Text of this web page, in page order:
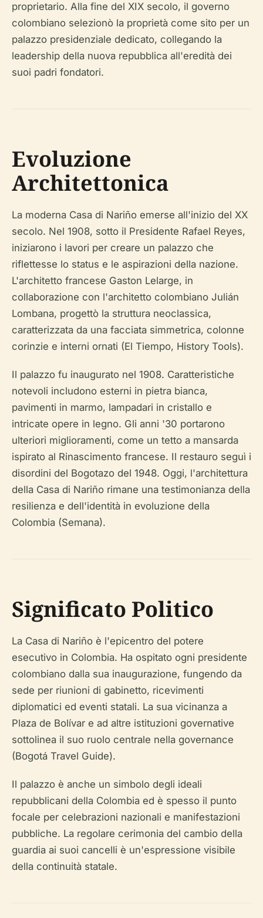
proprietario. Alla fine del XIX secolo, il governo
colombiano selezionò la proprietà come sito per un
palazzo presidenziale dedicato, collegando la
leadership della nuova repubblica all'eredità dei
suoi padri fondatori.
Evoluzione
Architettonica
La moderna Casa di Nariño emerse all'inizio del XX
secolo. Nel 1908, sotto il Presidente Rafael Reyes,
iniziarono i lavori per creare un palazzo che
riflettesse lo status e le aspirazioni della nazione.
L'architetto francese Gaston Lelarge, in
collaborazione con l'architetto colombiano Julián
Lombana, progettò la struttura neoclassica,
caratterizzata da una facciata simmetrica, colonne
corinzie e interni ornati (El Tiempo, History Tools).
Il palazzo fu inaugurato nel 1908. Caratteristiche
notevoli includono esterni in pietra bianca,
pavimenti in marmo, lampadari in cristallo e
intricate opere in legno. Gli anni '30 portarono
ulteriori miglioramenti, come un tetto a mansarda
ispirato al Rinascimento francese. Il restauro seguì i
disordini del Bogotazo del 1948. Oggi, l'architettura
della Casa di Nariño rimane una testimonianza della
resilienza e dell'identità in evoluzione della
Colombia (Semana).
Significato Politico
La Casa di Nariño è l'epicentro del potere
esecutivo in Colombia. Ha ospitato ogni presidente
colombiano dalla sua inaugurazione, fungendo da
sede per riunioni di gabinetto, ricevimenti
diplomatici ed eventi statali. La sua vicinanza a
Plaza de Bolívar e ad altre istituzioni governative
sottolinea il suo ruolo centrale nella governance
(Bogotá Travel Guide).
Il palazzo è anche un simbolo degli ideali
repubblicani della Colombia ed è spesso il punto
focale per celebrazioni nazionali e manifestazioni
pubbliche. La regolare cerimonia del cambio della
guardia ai suoi cancelli è un'espressione visibile
della continuità statale.